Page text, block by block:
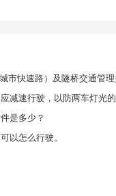
市快速路）及隧桥交通管理
减速行驶，以防两车灯光
是多少？
以怎么行驶。